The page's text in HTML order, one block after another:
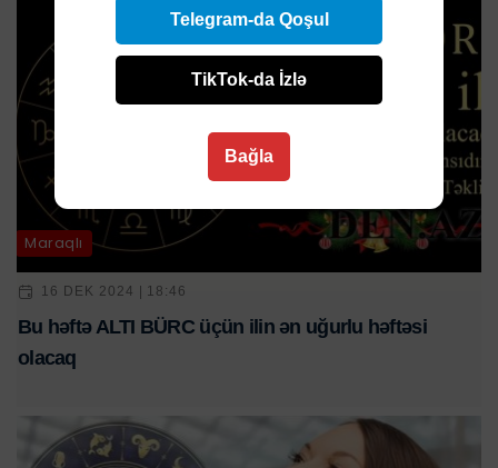
Maraqlı
16 DEK 2024 | 18:46
Bu həftə ALTI BÜRC üçün ilin ən uğurlu həftəsi
olacaq
Telegram-da Qoşul
TikTok-da İzlə
Bağla